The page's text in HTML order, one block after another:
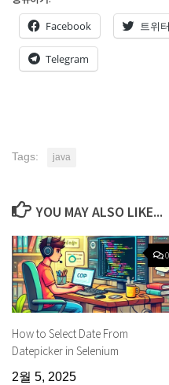
Facebook 트위터
Telegram
Tags: java
YOU MAY ALSO LIKE...
0
How to Select Date From
Datepicker in Selenium
2월 5, 2025